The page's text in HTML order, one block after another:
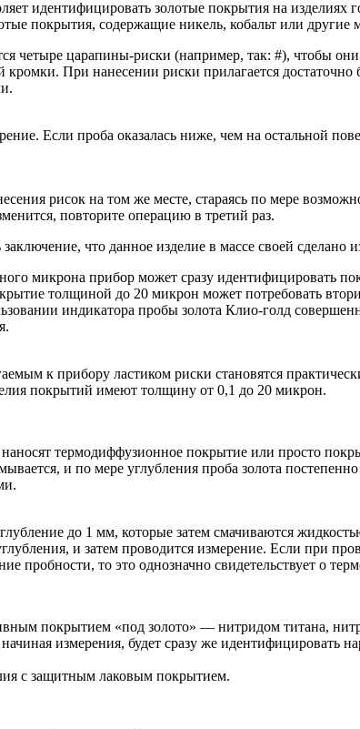
идентифицировать золотые покрытия на изделиях
покрытия, содержащие никель, кобальт или другие
четыре царапины-риски (например, так: #), чтобы
кромки. При нанесении риски прилагается
Если проба оказалась ниже, чем на остальной
рисок на том же месте, стараясь по мере
повторите операцию в третий раз.
что данное изделие в массе своей сделано
микрона прибор может сразу идентифицировать
толщиной до 20 микрон может потребовать
индикатора пробы золота Клио-голд
к прибору ластиком риски становятся
покрытий имеют толщину от 0,1 до 20 микрон.
термодиффузионное покрытие или просто
и по мере углубления проба золота
до 1 мм, которые затем смачиваются
и затем проводится измерение. Если при
пробности, то это однозначно свидетельствует о
покрытием «под золото» — нитридом титана,
измерения, будет сразу же идентифицировать
с защитным лаковым покрытием.